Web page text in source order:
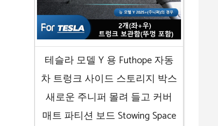
테슬라 모델 Y 용 Futhope 자동
차 트렁크 사이드 스토리지 박스
새로운 주니퍼 몰려 들고 커버
매트 파티션 보드 Stowing Space